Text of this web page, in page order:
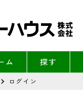
ム 探す
ログイン